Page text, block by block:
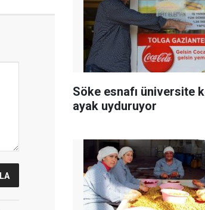
Söke esnafı üniversite
ayak uyduruyor